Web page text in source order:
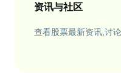
资讯与社区
查看股票最新资讯,讨